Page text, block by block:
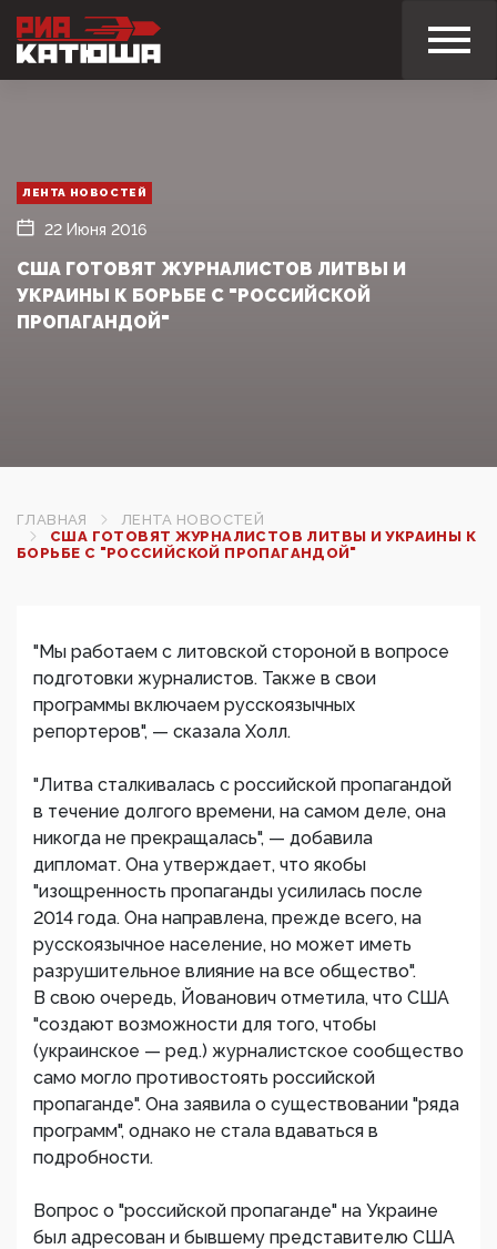
ЛЕНТА НОВОСТЕЙ
22 Июня 2016
США ГОТОВЯТ ЖУРНАЛИСТОВ ЛИТВЫ И
УКРАИНЫ К БОРЬБЕ С "РОССИЙСКОЙ
ПРОПАГАНДОЙ"
ГЛАВНАЯ
ЛЕНТА НОВОСТЕЙ
США ГОТОВЯТ ЖУРНАЛИСТОВ ЛИТВЫ И УКРАИНЫ К
БОРЬБЕ С "РОССИЙСКОЙ ПРОПАГАНДОЙ"
"Мы работаем с литовской стороной в вопросе
подготовки журналистов. Также в свои
программы включаем русскоязычных
репортеров", — сказала Холл.
"Литва сталкивалась с российской пропагандой
в течение долгого времени, на самом деле, она
никогда не прекращалась", — добавила
дипломат. Она утверждает, что якобы
"изощренность пропаганды усилилась после
2014 года. Она направлена, прежде всего, на
русскоязычное население, но может иметь
разрушительное влияние на все общество".
В свою очередь, Йованович отметила, что США
"создают возможности для того, чтобы
(украинское — ред.) журналистское сообщество
само могло противостоять российской
пропаганде". Она заявила о существовании "ряда
программ", однако не стала вдаваться в
подробности.
Вопрос о "российской пропаганде" на Украине
был адресован и бывшему представителю США